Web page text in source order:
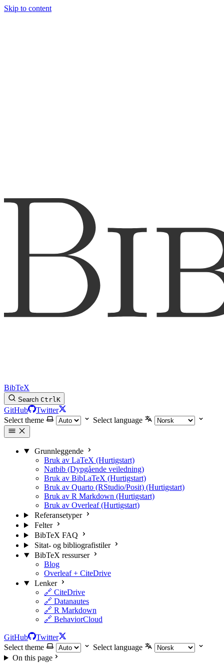
Skip to content
BibTeX
Search CtrlK
GitHub
Twitter
Select theme
Select language
Grunnleggende
Bruk av LaTeX (Hurtigstart)
Natbib (Dypgående veiledning)
Bruk av BibLaTeX (Hurtigstart)
Bruk av Quarto (RStudio/Posit) (Hurtigstart)
Bruk av R Markdown (Hurtigstart)
Bruk av Overleaf (Hurtigstart)
Referansetyper
Felter
BibTeX FAQ
Sitat- og bibliografistiler
BibTeX ressurser
Blog
Overleaf + CiteDrive
Lenker
🔗 CiteDrive
🔗 Datanautes
🔗 R Markdown
🔗 BehaviorCloud
GitHub
Twitter
Select theme
Select language
On this page